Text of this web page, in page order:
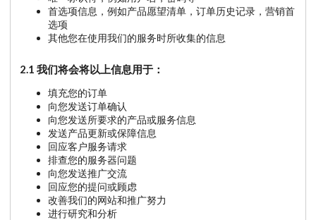
首选项信息，例如产品愿望清单，订单历史记录，营销首
选项
其他您在使用我们的服务时所收集的信息
2.1 我们将会将以上信息用于：
填充您的订单
向您发送订单确认
向您发送所要求的产品或服务信息
发送产品更新或保障信息
回应客户服务请求
排查您的服务器问题
向您发送推广交流
回应您的提问或顾虑
改善我们的网站和推广努力
进行研究和分析